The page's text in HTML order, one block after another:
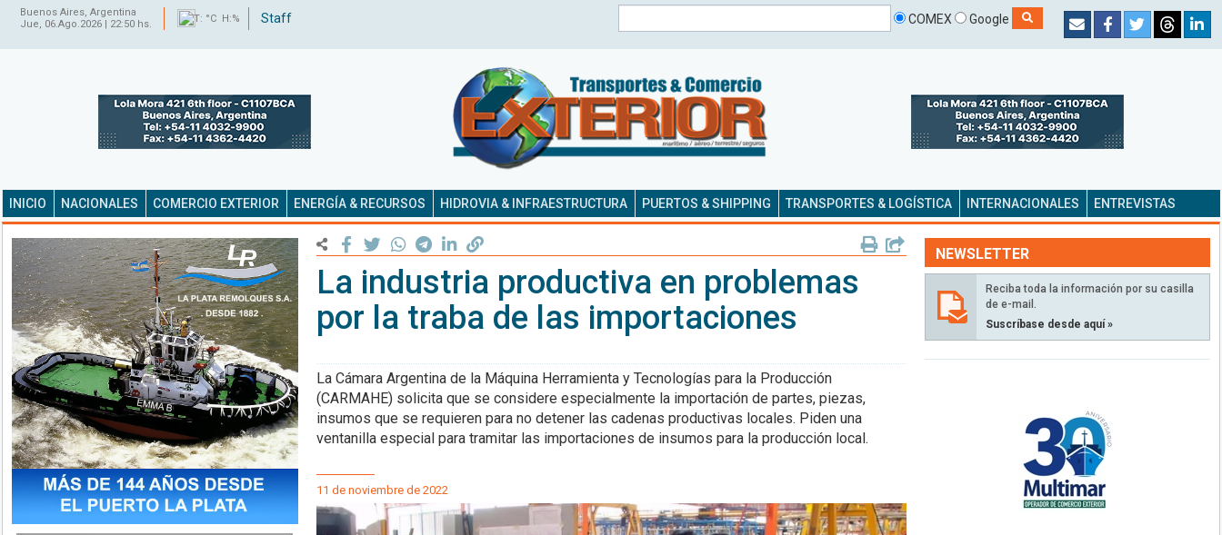
Buenos Aires, Argentina
Jue, 06.Ago.2026 | 22:50 hs.
T: °C H:% Staff COMEX Google
INICIO NACIONALES COMERCIO EXTERIOR ENERGÍA & RECURSOS HIDROVIA & INFRAESTRUCTURA PUERTOS & SHIPPING TRANSPORTES & LOGÍSTICA INTERNACIONALES ENTREVISTAS
La industria productiva en problemas
por la traba de las importaciones
La Cámara Argentina de la Máquina Herramienta y Tecnologías para la Producción
(CARMAHE) solicita que se considere especialmente la importación de partes, piezas,
insumos que se requieren para no detener las cadenas productivas locales. Piden una
ventanilla especial para tramitar las importaciones de insumos para la producción local.
11 de noviembre de 2022
NEWSLETTER
Reciba toda la información por su casilla
de e-mail.
Suscríbase desde aquí »